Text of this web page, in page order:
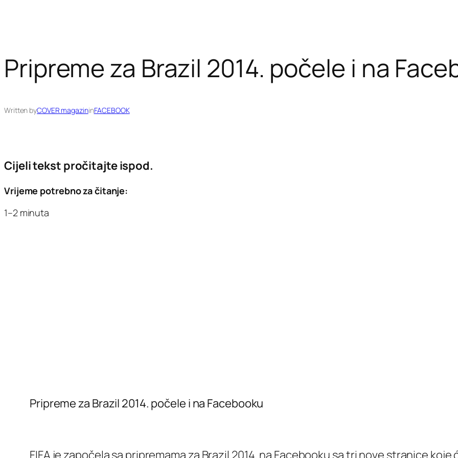
Pripreme za Brazil 2014. počele i na
Written byCOVER magazininFACEBOOK
Cijeli tekst pročitajte ispod.
Vrijeme potrebno za čitanje:
1–2 minuta
Pripreme za Brazil 2014. počele i na Facebooku